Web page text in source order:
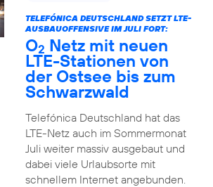
TELEFÓNICA DEUTSCHLAND SETZT LTE-
AUSBAUOFFENSIVE IM JULI FORT:
O2 Netz mit neuen
LTE-Stationen von
der Ostsee bis zum
Schwarzwald
Telefónica Deutschland hat das
LTE-Netz auch im Sommermonat
Juli weiter massiv ausgebaut und
dabei viele Urlaubsorte mit
schnellem Internet angebunden.